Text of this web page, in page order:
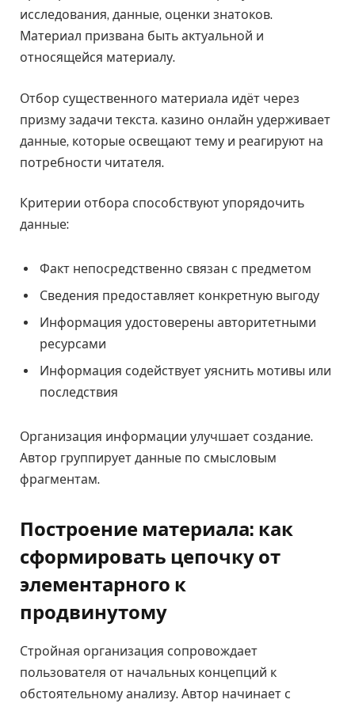
исследования, данные, оценки знатоков.
Материал призвана быть актуальной и
относящейся материалу.
Отбор существенного материала идёт через
призму задачи текста. казино онлайн удерживает
данные, которые освещают тему и реагируют на
потребности читателя.
Критерии отбора способствуют упорядочить
данные:
Факт непосредственно связан с предметом
Сведения предоставляет конкретную выгоду
Информация удостоверены авторитетными
ресурсами
Информация содействует уяснить мотивы или
последствия
Организация информации улучшает создание.
Автор группирует данные по смысловым
фрагментам.
Построение материала: как
сформировать цепочку от
элементарного к
продвинутому
Стройная организация сопровождает
пользователя от начальных концепций к
обстоятельному анализу. Автор начинает с